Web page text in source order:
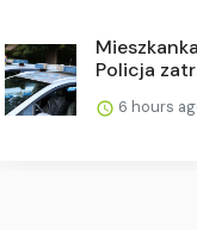
Policja
6 hours